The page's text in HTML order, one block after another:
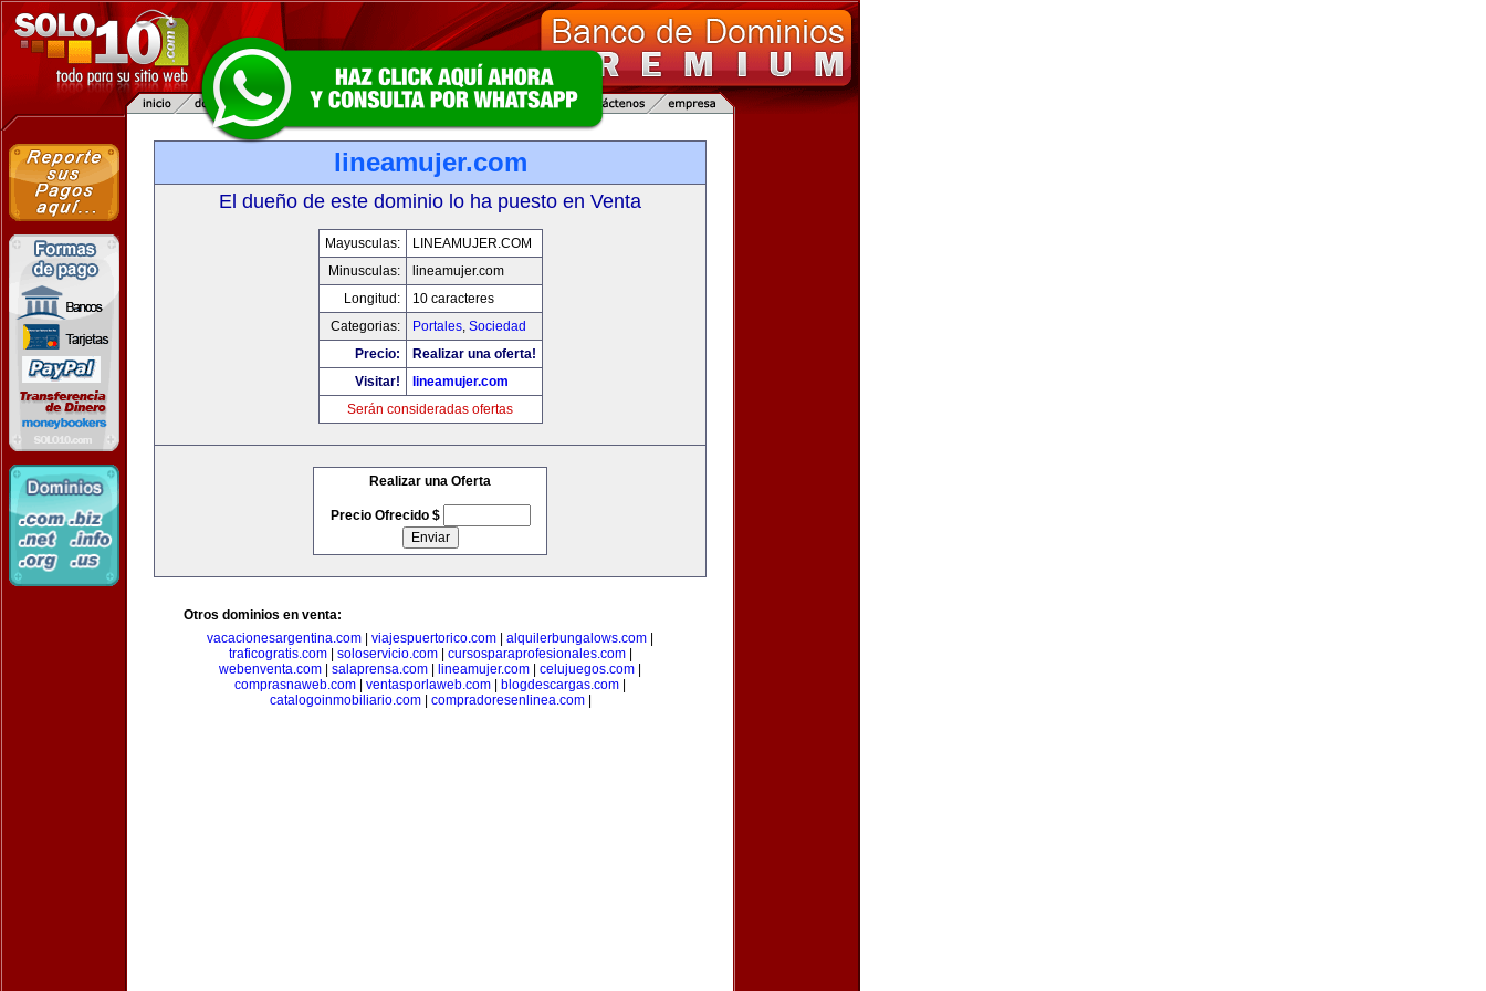
lineamujer.com
El dueño de este dominio lo ha puesto en Venta
Mayusculas:
LINEAMUJER.COM
Minusculas:
lineamujer.com
Longitud:
10 caracteres
Categorias:
Portales, Sociedad
Precio:
Realizar una oferta!
Visitar!
lineamujer.com
Serán consideradas ofertas
Realizar una Oferta
Precio Ofrecido $
Otros dominios en venta:
vacacionesargentina.com
viajespuertorico.com alquilerbungalows.com
traficogratis.com| soloservicio.com| cursosparaprofesionales.com|
webenventa.com
salaprensa.com lineamujer.com celujuegos.com
comprasnaweb.com
ventasporlaweb.com blogdescargas.com
catalogoinmobiliario.com| compradoresenlinea.com|